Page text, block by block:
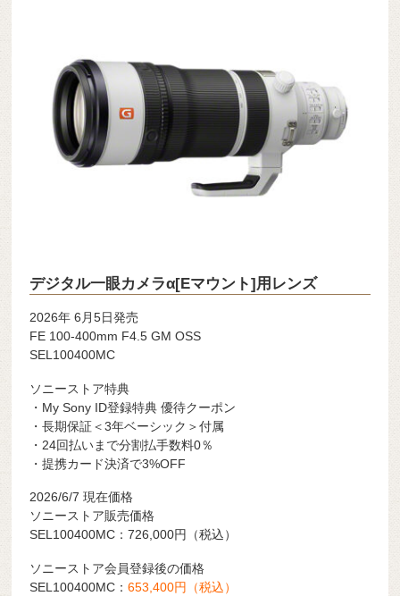
デジタル一眼カメラα[Eマウント]用レンズ
2026年 6月5日発売
FE 100-400mm F4.5 GM OSS
SEL100400MC
ソニーストア特典
・My Sony ID登録特典 優待クーポン
・長期保証＜3年ベーシック＞付属
・24回払いまで分割払手数料0％
・提携カード決済で3%OFF
2026/6/7 現在価格
ソニーストア販売価格
SEL100400MC：726,000円
（税込）
ソニーストア会員登録後の価格
SEL100400MC：653,400円（税込）